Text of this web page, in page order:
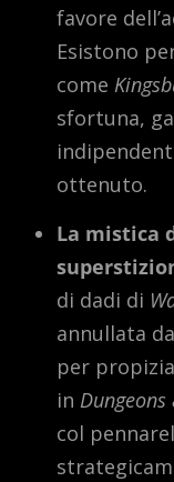
favore
Esistono
come
sfortuna,
ottenuto.
La mistica
di dadi di
annullata
per
in Dungeons
col